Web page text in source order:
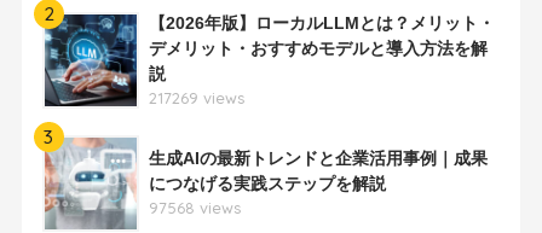
2
【2026年版】ローカルLLMとは？メリット・
デメリット・おすすめモデルと導入方法を解
説
217269 views
3
生成AIの最新トレンドと企業活用事例｜成果
につなげる実践ステップを解説
97568 views